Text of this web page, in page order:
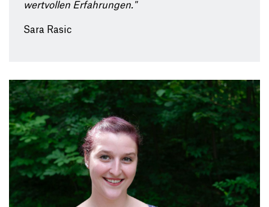
wertvollen Erfahrungen."
Sara Rasic